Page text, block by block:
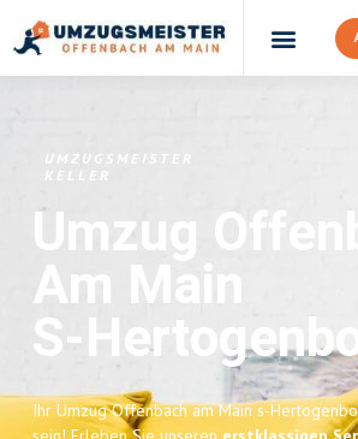
UMZUGSMEISTER
KELLER
Umzug
Am Main
S-
Ihr Umzug Offenbach am Main s-